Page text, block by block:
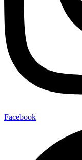
Facebook